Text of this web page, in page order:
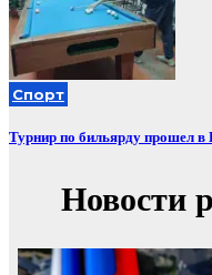
Спорт
Турнир по бильярду прошел в